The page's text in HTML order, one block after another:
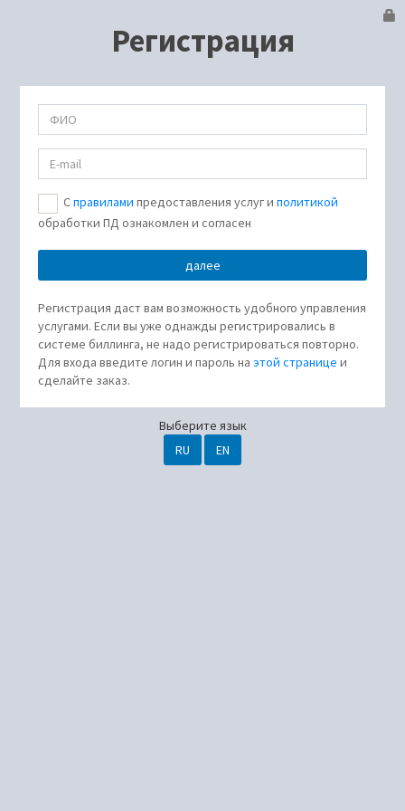
Регистрация
Справилами предоставления услуг иполитикой
обработки ПД ознакомлен и согласен
Регистрация даст вам возможность удобного управления
услугами. Если вы уже однажды регистрировались в
системе биллинга, не надо регистрироваться повторно.
Для входа введите логин и пароль на этой странице и
сделайте заказ.
Выберите язык